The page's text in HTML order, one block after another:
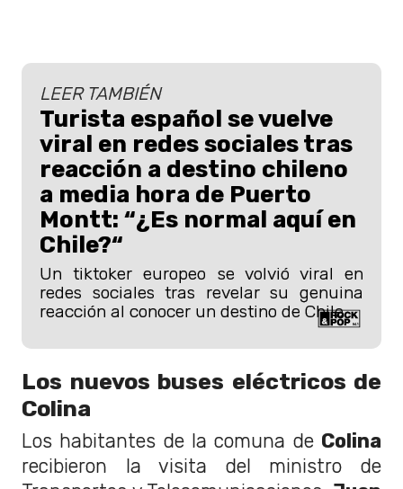
LEER TAMBIÉN
Turista español se vuelve
viral en redes sociales tras
reacción a destino chileno
a media hora de Puerto
Montt: “¿Es normal aquí en
Chile?“
Un tiktoker europeo se volvió viral en
redes sociales tras revelar su genuina
reacción al conocer un destino de Chile.
Los nuevos buses eléctricos de
Colina
Los habitantes de la comuna de Colina
recibieron la visita del ministro de